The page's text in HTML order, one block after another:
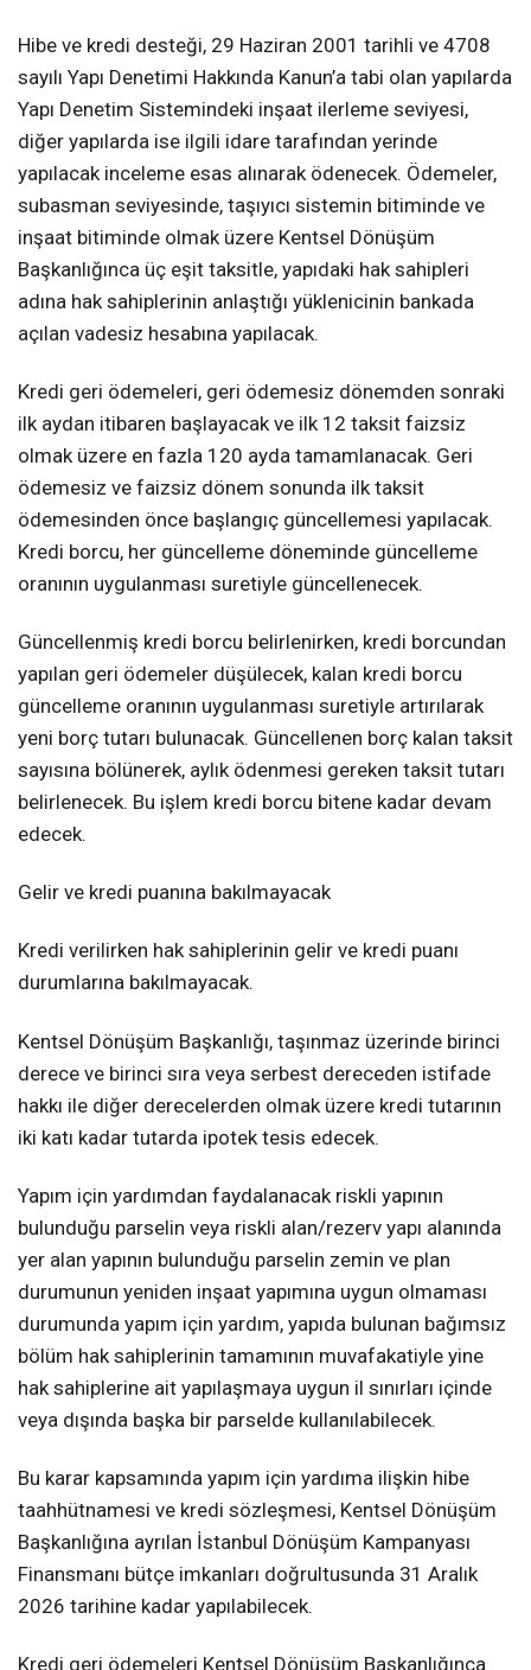
Hibe ve kredi desteği, 29 Haziran 2001 tarihli ve 4708
sayılı Yapı Denetimi Hakkında Kanun’a tabi olan yapılarda
Yapı Denetim Sistemindeki inşaat ilerleme seviyesi,
diğer yapılarda ise ilgili idare tarafından yerinde
yapılacak inceleme esas alınarak ödenecek. Ödemeler,
subasman seviyesinde, taşıyıcı sistemin bitiminde ve
inşaat bitiminde olmak üzere Kentsel Dönüşüm
Başkanlığınca üç eşit taksitle, yapıdaki hak sahipleri
adına hak sahiplerinin anlaştığı yüklenicinin bankada
açılan vadesiz hesabına yapılacak.
Kredi geri ödemeleri, geri ödemesiz dönemden sonraki
ilk aydan itibaren başlayacak ve ilk 12 taksit faizsiz
olmak üzere en fazla 120 ayda tamamlanacak. Geri
ödemesiz ve faizsiz dönem sonunda ilk taksit
ödemesinden önce başlangıç güncellemesi yapılacak.
Kredi borcu, her güncelleme döneminde güncelleme
oranının uygulanması suretiyle güncellenecek.
Güncellenmiş kredi borcu belirlenirken, kredi borcundan
yapılan geri ödemeler düşülecek, kalan kredi borcu
güncelleme oranının uygulanması suretiyle artırılarak
yeni borç tutarı bulunacak. Güncellenen borç kalan taksit
sayısına bölünerek, aylık ödenmesi gereken taksit tutarı
belirlenecek. Bu işlem kredi borcu bitene kadar devam
edecek.
Gelir ve kredi puanına bakılmayacak
Kredi verilirken hak sahiplerinin gelir ve kredi puanı
durumlarına bakılmayacak.
Kentsel Dönüşüm Başkanlığı, taşınmaz üzerinde birinci
derece ve birinci sıra veya serbest dereceden istifade
hakkı ile diğer derecelerden olmak üzere kredi tutarının
iki katı kadar tutarda ipotek tesis edecek.
Yapım için yardımdan faydalanacak riskli yapının
bulunduğu parselin veya riskli alan/rezerv yapı alanında
yer alan yapının bulunduğu parselin zemin ve plan
durumunun yeniden inşaat yapımına uygun olmaması
durumunda yapım için yardım, yapıda bulunan bağımsız
bölüm hak sahiplerinin tamamının muvafakatiyle yine
hak sahiplerine ait yapılaşmaya uygun il sınırları içinde
veya dışında başka bir parselde kullanılabilecek.
Bu karar kapsamında yapım için yardıma ilişkin hibe
taahhütnamesi ve kredi sözleşmesi, Kentsel Dönüşüm
Başkanlığına ayrılan İstanbul Dönüşüm Kampanyası
Finansmanı bütçe imkanları doğrultusunda 31 Aralık
2026 tarihine kadar yapılabilecek.
Kredi geri ödemeleri Kentsel Dönüşüm Başkanlığınca